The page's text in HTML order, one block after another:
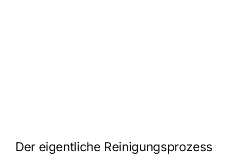
Der eigentliche Reinigungsprozess